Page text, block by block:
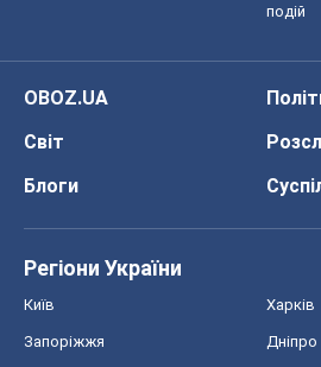
подій
OBOZ.UA
Світ
Блоги
Регіони України
Київ Харків
Запоріжжя Дніпро